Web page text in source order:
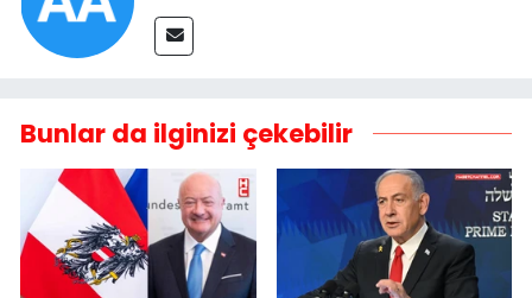
Bunlar da ilginizi çekebilir